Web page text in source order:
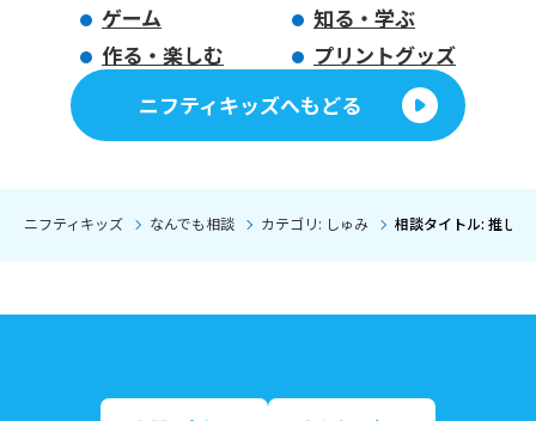
ゲーム
知る・学ぶ
作る・楽しむ
プリントグッズ
ニフティキッズへもどる
ニフティキッズ なんでも相談 カテゴリ: しゅみ 相談タイトル: 推し活